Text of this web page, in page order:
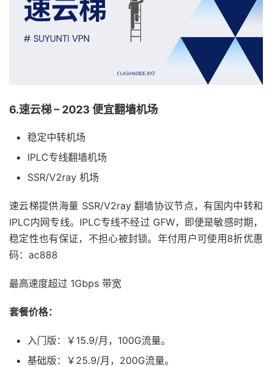
6.速云梯 – 2023 便宜翻墙机场
稳定中转机场
IPLC专线翻墙机场
SSR/V2ray 机场
速云梯提供海量 SSR/V2ray 翻墙协议节点，有国内中转和
IPLC内网专线。IPLC专线不经过 GFW，即便是敏感时期，
稳定性也有保证，不担心被封锁。年付用户可使用8折优惠
码：ac888
最高速度超过 1Gbps 带宽
套餐价格：
入门版：￥15.9/月，100G流量。
基础版：￥25.9/月，200G流量。